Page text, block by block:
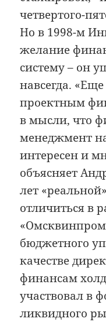
четвертого-
Но в 1998-м
желание
систему – он
навсегда.
проектным
в мысли, что
менеджмент
интересен и
объясняет
лет
отличиться в
бюджетного
качестве
финансам
участвовал в
ликвидного